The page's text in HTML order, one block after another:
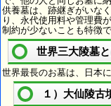
供養墓は、跡継ぎがいな
り、永代使用料や管理費
制約が少ないことも特徴で
世界三大陵墓
世界最長のお墓は、日本
１）大仙陵古